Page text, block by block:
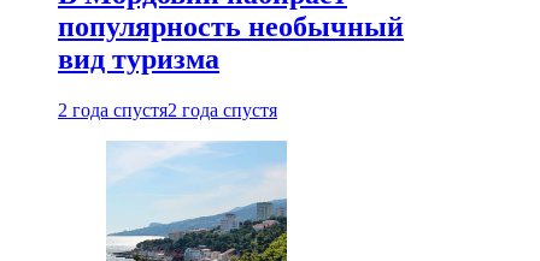
популярность необычный
вид туризма
2 года спустя2 года спустя